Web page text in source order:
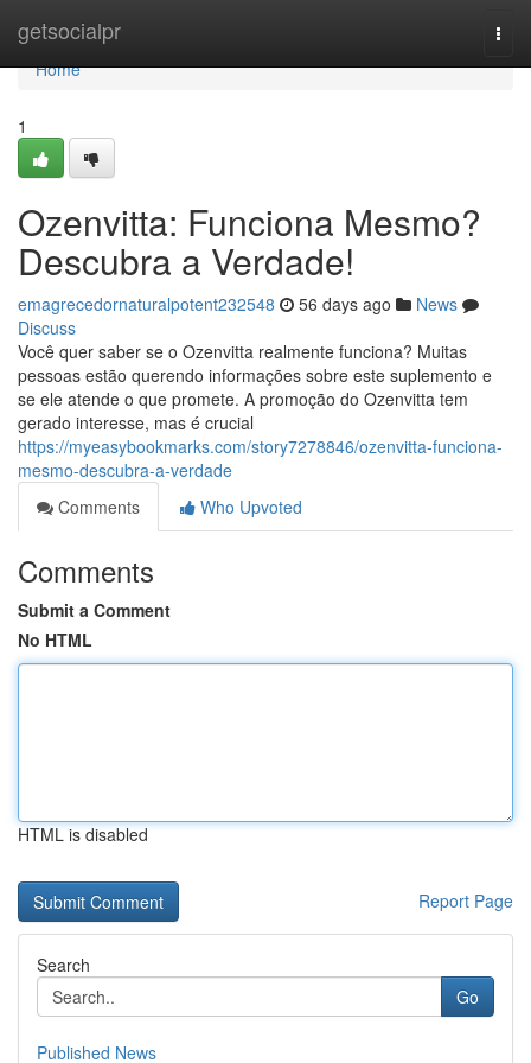
getsocialpr
Home
Home
1
Ozenvitta: Funciona Mesmo?
Descubra a Verdade!
emagrecedornaturalpotent232548 56 days ago
News
Discuss
Você quer saber se o Ozenvitta realmente funciona? Muitas
pessoas estão querendo informações sobre este suplemento e
se ele atende o que promete. A promoção do Ozenvitta tem
gerado interesse, mas é crucial
https://myeasybookmarks.com/story7278846/ozenvitta-funciona-
mesmo-descubra-a-verdade
Comments
Who Upvoted
Comments
Submit a Comment
No HTML
HTML is disabled
Report Page
Search
Go
Published News